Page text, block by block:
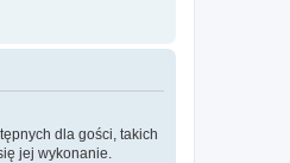
dla gości, takich
jej wykonanie.